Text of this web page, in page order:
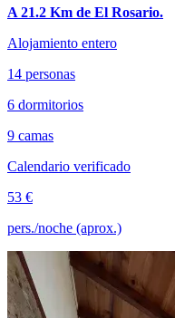
A 21.2 Km de El Rosario.
Alojamiento entero
14 personas
6 dormitorios
9 camas
Calendario verificado
53 €
pers./noche (aprox.)